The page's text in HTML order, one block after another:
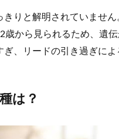
りと解明されていませ
歳から見られるため、遺
、リードの引き過ぎに
は？